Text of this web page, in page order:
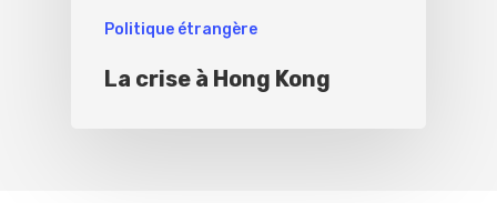
Politique étrangère
La crise à Hong Kong